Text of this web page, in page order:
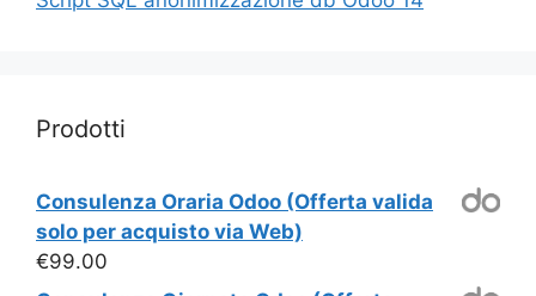
Prodotti
Consulenza Oraria Odoo (Offerta valida
solo per acquisto via Web)
€99.00